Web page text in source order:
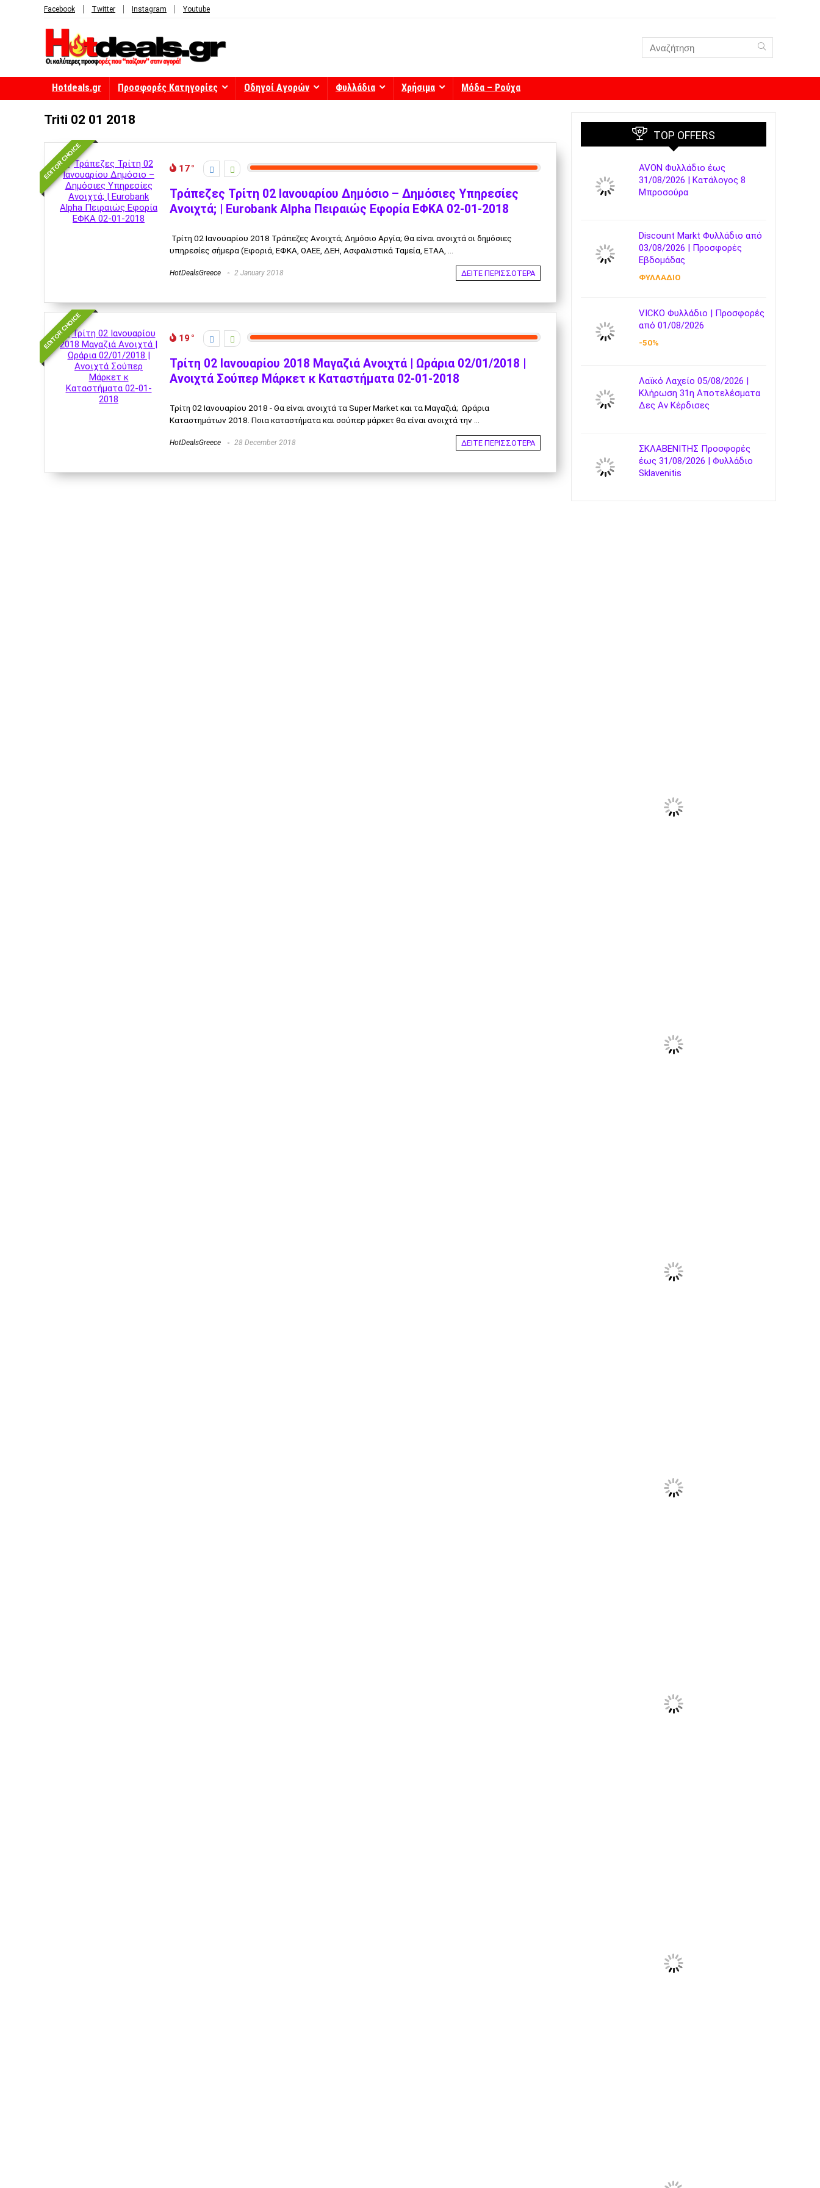
Facebook Twitter Instagram Youtube
Hotdeals.gr Προσφορές Κατηγορίες Οδηγοί Αγορών Φυλλάδια Χρήσιμα Μόδα – Ρούχα
Triti 02 01 2018
EDITOR CHOICE 17
Τράπεζες Τρίτη 02 Ιανουαρίου Δημόσιο – Δημόσιες Υπηρεσίες
Ανοιχτά; | Eurobank Alpha Πειραιώς Εφορία ΕΦΚΑ 02-01-2018
Τρίτη 02 Ιανουαρίου 2018 Τράπεζες Ανοιχτά; Δημόσιο Αργία; Θα είναι ανοιχτά οι δημόσιες
υπηρεσίες σήμερα (Εφοριά, ΕΦΚΑ, ΟΑΕΕ, ΔΕΗ, Ασφαλιστικά Ταμεία, ΕΤΑΑ, ...
HotDealsGreece 2 January 2018 ΔΕΙΤΕ ΠΕΡΙΣΣΟΤΕΡΑ
EDITOR CHOICE 19
Τρίτη 02 Ιανουαρίου 2018 Μαγαζιά Ανοιχτά | Ωράρια 02/01/2018 |
Ανοιχτά Σούπερ Μάρκετ κ Καταστήματα 02-01-2018
Τρίτη 02 Ιανουαρίου 2018 - Θα είναι ανοιχτά τα Super Market και τα Μαγαζιά; Ωράρια
Καταστημάτων 2018. Ποια καταστήματα και σούπερ μάρκετ θα είναι ανοιχτά την ...
HotDealsGreece 28 December 2018 ΔΕΙΤΕ ΠΕΡΙΣΣΟΤΕΡΑ
TOP OFFERS
AVON Φυλλάδιο έως
31/08/2026 | Κατάλογος 8
Μπροσούρα
Discount Markt Φυλλάδιο από
03/08/2026 | Προσφορές
Εβδομάδας
ΦΥΛΛΑΔΙΟ
VICKO Φυλλάδιο | Προσφορές
από 01/08/2026
-50%
Λαϊκό Λαχείο 05/08/2026 |
Κλήρωση 31η Αποτελέσματα
Δες Αν Κέρδισες
ΣΚΛΑΒΕΝΙΤΗΣ Προσφορές
έως 31/08/2026 | Φυλλάδιο
Sklavenitis